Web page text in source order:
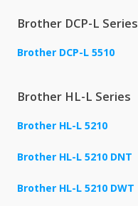
Brother DCP-L Series
Brother DCP-L 5510
Brother HL-L Series
Brother HL-L 5210
Brother HL-L 5210 DNT
Brother HL-L 5210 DWT